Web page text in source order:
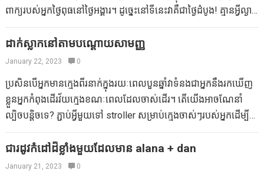
ពាក្យរបស់អ្នកថ្ងៃពុធនៅថ្ងៃអង្គារ។ ដូច្នេះនៅទីនេះវាគឺជាថ្ងៃដំបូង! គ្មានអ្វីល្ងាច
TheThealtymsoms.net ក៏ដូចជា Talbertzoo.com ។ ប្រសិនបើអ្នក
ផ្សព្វផ្សាយថ្ងៃពុធដែលគ្មានពាក្យរបស់អ្នកថ្ងៃពុធនៅថ្ងៃអង្គារលោតទៅមុខភ្ជាប់
អ៊ីនធឺណេត អំពីស្ថាបនិករបស់យើង Cascia Talbert គឺជាអ្នកសរសេរប្លក់ដ៏
មមាញឹកហើយម៉ាក់ 5 នាក់រស់នៅក្នុង Spokane, WA ។ ជាមួយ B.A. ក្នុង
ប្រវត្តិសាស្ត្រក៏ដូចជាច្បាប់ក៏ដូចជាច្បាប់ក៏ដូចជាការធ្វើឱ្យមានសុខភាពល្អនាង
នេះ។ លោកស្រី…
ដាក់ស្លាកនៅតាមបណ្តោយសាមញ្ញ
January 22, 2023 0
ប្រសិនបើអ្នកមានក្មេងពីរនាក់ក្នុងរយៈពេលបួនឆ្នាំវាទំនងជាអ្នកនឹងរកឃើញ
ខ្លួនអ្នកកំពុងដើរវ័យក្មេងខណៈពេលដែលចាស់ដើរ។ តើយើងអាចណែនាំ
ល្បិចបន្តិចទេ? ភ្ជាប់អ្វីមួយទៅ stroller សម្រាប់ក្មេងចាស់ៗរបស់អ្នកដើម្បី
យល់ច្បាស់ពីកន្លែងដែលនាងមានជើងរបស់នាង។ ធ្វើឱ្យបងប្អូន / បងស្រីដ៏ធំ
មួយដោះស្រាយជាមួយអ្វីដែលអ្នកបានចូលក្នុងផ្ទះរួចហើយ។ នេះគឺជាគំនិត
ជារដូវកំដៅដ៏ខ្លាំងមួយដែលមាន alana + dan
January 21, 2023 0